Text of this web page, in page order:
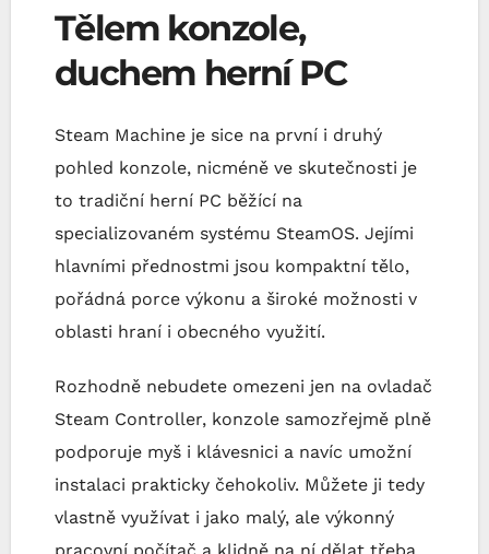
Tělem konzole,
duchem herní PC
Steam Machine je sice na první i druhý
pohled konzole, nicméně ve skutečnosti je
to tradiční herní PC běžící na
specializovaném systému SteamOS. Jejími
hlavními přednostmi jsou kompaktní tělo,
pořádná porce výkonu a široké možnosti v
oblasti hraní i obecného využití.
Rozhodně nebudete omezeni jen na ovladač
Steam Controller, konzole samozřejmě plně
podporuje myš i klávesnici a navíc umožní
instalaci prakticky čehokoliv. Můžete ji tedy
vlastně využívat i jako malý, ale výkonný